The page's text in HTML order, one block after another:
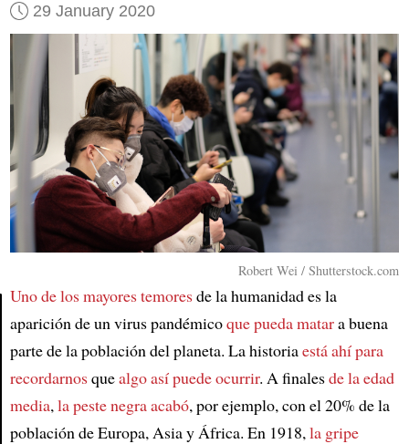
Article
29 January 2020
Robert Wei / Shutterstock.com
Uno de losmayores temoresde la humanidad es la
aparición de un virus pandémicoque pueda matara buena
parte de la población del planeta. La historiaestá ahí para
recordarnosquealgo así puede ocurrir. A finalesde la edad
media,la peste negra acabó, por ejemplo, con el 20% de la
población de Europa, Asia y África. En 1918,la gripe